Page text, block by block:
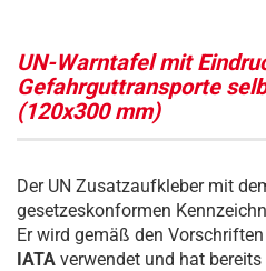
UN-Warntafel mit
Gefahrguttransporte
(120x300 mm)
Der UN Zusatzaufkleber mit
gesetzeskonformen
Er wird gemäß den
IATA verwendet und hat